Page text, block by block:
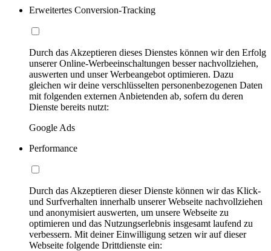
Erweitertes Conversion-Tracking
Durch das Akzeptieren dieses Dienstes können wir den Erfolg
unserer Online-Werbeeinschaltungen besser nachvollziehen,
auswerten und unser Werbeangebot optimieren. Dazu
gleichen wir deine verschlüsselten personenbezogenen Daten
mit folgenden externen Anbietenden ab, sofern du deren
Dienste bereits nutzt:
Google Ads
Performance
Durch das Akzeptieren dieser Dienste können wir das Klick-
und Surfverhalten innerhalb unserer Webseite nachvollziehen
und anonymisiert auswerten, um unsere Webseite zu
optimieren und das Nutzungserlebnis insgesamt laufend zu
verbessern. Mit deiner Einwilligung setzen wir auf dieser
Webseite folgende Drittdienste ein: